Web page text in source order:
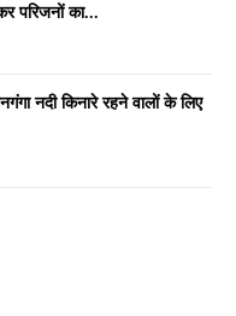
परिजनों का...
नदी किनारे रहने वालों के लिए